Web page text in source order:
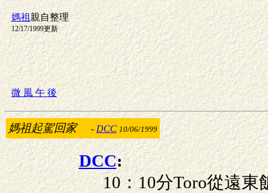
媽祖親自整理
12/17/1999更新
微 風 午 後
媽祖起駕回家- DCC 10/06/1999
DCC:
10：10分Toro從遠